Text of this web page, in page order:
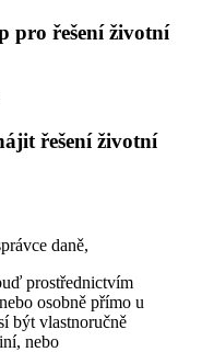
pro řešení životní
řešení životní
daně,
prostřednictvím
osobně přímo u
být vlastnoručně
nebo